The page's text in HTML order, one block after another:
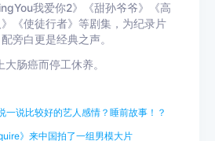
我爱你2》《甜孙爷爷》《高
《使徒行者》等剧集，为纪录片
旁白更是经典之声。
肠癌而停工休养。
一说比较好的艺人感情？睡前故事！？
》来中国拍了一组男模大片